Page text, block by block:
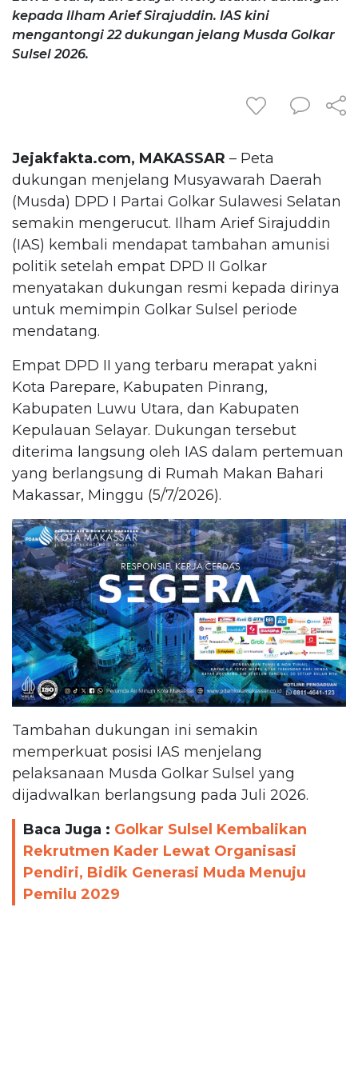
kepada Ilham Arief Sirajuddin. IAS kini
mengantongi 22 dukungan jelang Musda Golkar
Sulsel 2026.
Jejakfakta.com, MAKASSAR – Peta
dukungan menjelang Musyawarah Daerah
(Musda) DPD I Partai Golkar Sulawesi Selatan
semakin mengerucut. Ilham Arief Sirajuddin
(IAS) kembali mendapat tambahan amunisi
politik setelah empat DPD II Golkar
menyatakan dukungan resmi kepada dirinya
untuk memimpin Golkar Sulsel periode
mendatang.
Empat DPD II yang terbaru merapat yakni
Kota Parepare, Kabupaten Pinrang,
Kabupaten Luwu Utara, dan Kabupaten
Kepulauan Selayar. Dukungan tersebut
diterima langsung oleh IAS dalam pertemuan
yang berlangsung di Rumah Makan Bahari
Makassar, Minggu (5/7/2026).
Tambahan dukungan ini semakin
memperkuat posisi IAS menjelang
pelaksanaan Musda Golkar Sulsel yang
dijadwalkan berlangsung pada Juli 2026.
Baca Juga : Golkar Sulsel Kembalikan
Rekrutmen Kader Lewat Organisasi
Pendiri, Bidik Generasi Muda Menuju
Pemilu 2029